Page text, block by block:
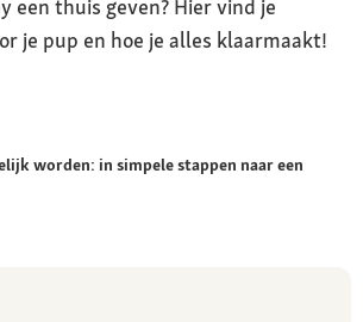
een thuis geven? Hier vind je
je pup en hoe je alles klaarmaakt!
worden: in simpele stappen naar een